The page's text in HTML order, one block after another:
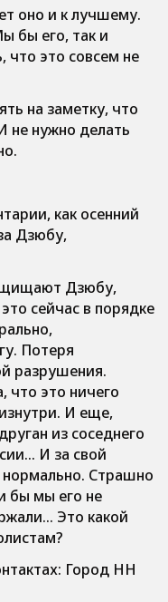
оно и к лучшему.
бы его, так и
что это совсем не
на заметку, что
не нужно делать
как осенний
Дзюбу,
Дзюбу,
сейчас в порядке
Потеря
разрушения.
что это ничего
И еще,
из соседнего
И за свой
нормально. Страшно
бы мы его не
Это какой
Город НН